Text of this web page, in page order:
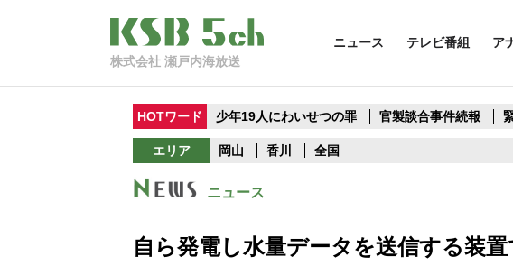
株式会社 瀬戸内海放送
ニュース テレビ番組 ア
HOTワード 少年19人にわいせつの罪 官製談合事件続報
エリア 岡山 香川 全国
ニュース
自ら発電し水量データを送信する装